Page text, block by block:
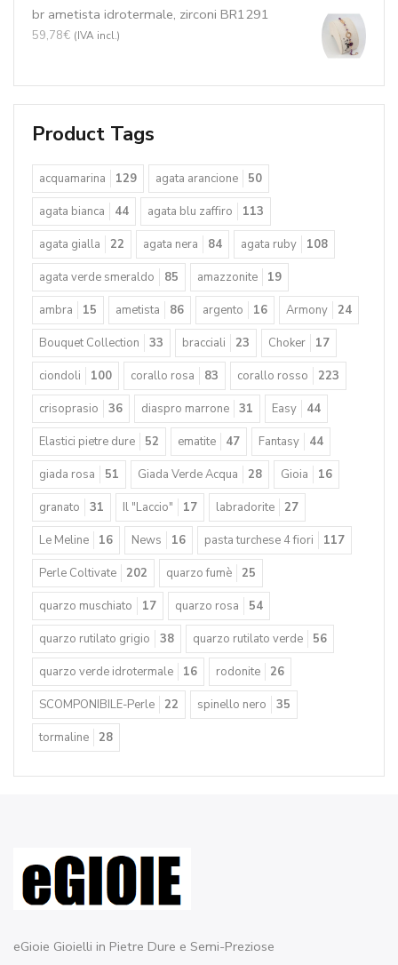
Collier acquamarina multicolor, Agata blu
zaffiro CN3328
br ametista idrotermale, zirconi BR1291
Product Tags
acquamarina 129 agata arancione 50
agata bianca 44 agata blu zaffiro 113
agata gialla 22 agata nera 84 agata ruby 108
agata verde smeraldo 85 amazzonite 19
ambra 15 ametista 86 argento 16 Armony
Bouquet Collection 33 bracciali 23 Choker 17
ciondoli 100 corallo rosa 83 corallo rosso 223
crisoprasio 36 diaspro marrone 31 Easy
Elastici pietre dure 52 ematite 47 Fantasy 44
giada rosa 51 Giada Verde Acqua 28
granato 31 Il "Laccio" 17 labradorite
Le Meline 16 News 16 pasta turchese 4 fiori 117
Perle Coltivate 202 quarzo fumè 25
quarzo muschiato 17 quarzo rosa 54
quarzo rutilato grigio